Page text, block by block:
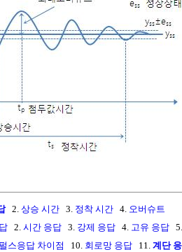
2. 상승 시간 3. 정착 시간 4. 오버슈트
2. 시간 응답 3. 강제 응답 4. 고유 응답
스응답 차이점
10. 회로망 응답 11. 계단